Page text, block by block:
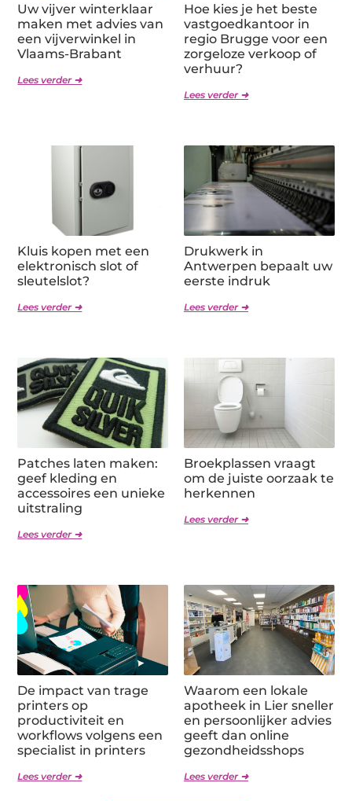
Uw vijver winterklaar
maken met advies van
een vijverwinkel in
Vlaams-Brabant
Lees verder ➜
Hoe kies je het beste
vastgoedkantoor in
regio Brugge voor een
zorgeloze verkoop of
verhuur?
Lees verder ➜
Kluis kopen met een
elektronisch slot of
sleutelslot?
Lees verder ➜
Drukwerk in
Antwerpen bepaalt uw
eerste indruk
Lees verder ➜
Patches laten maken:
geef kleding en
accessoires een unieke
uitstraling
Lees verder ➜
Broekplassen vraagt
om de juiste oorzaak te
herkennen
Lees verder ➜
De impact van trage
printers op
productiviteit en
workflows volgens een
specialist in printers
Lees verder ➜
Waarom een lokale
apotheek in Lier sneller
en persoonlijker advies
geeft dan online
gezondheidsshops
Lees verder ➜